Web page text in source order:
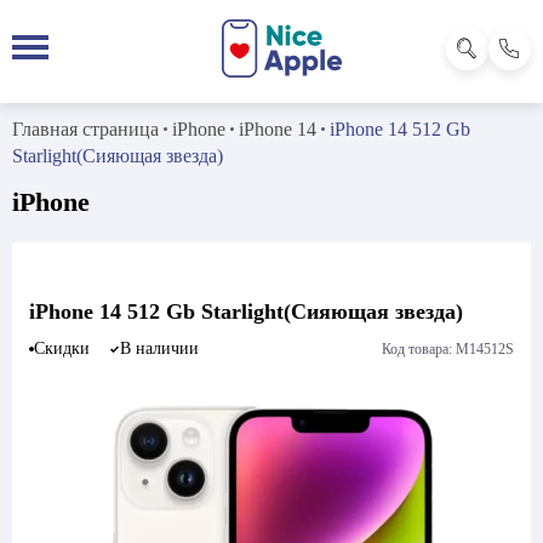
Главная страница iPhone iPhone 14
iPhone 14 512 Gb
Starlight(Сияющая звезда)
iPhone
iPhone 14 512 Gb Starlight(Сияющая звезда)
Скидки В наличии Код товара: M14512S